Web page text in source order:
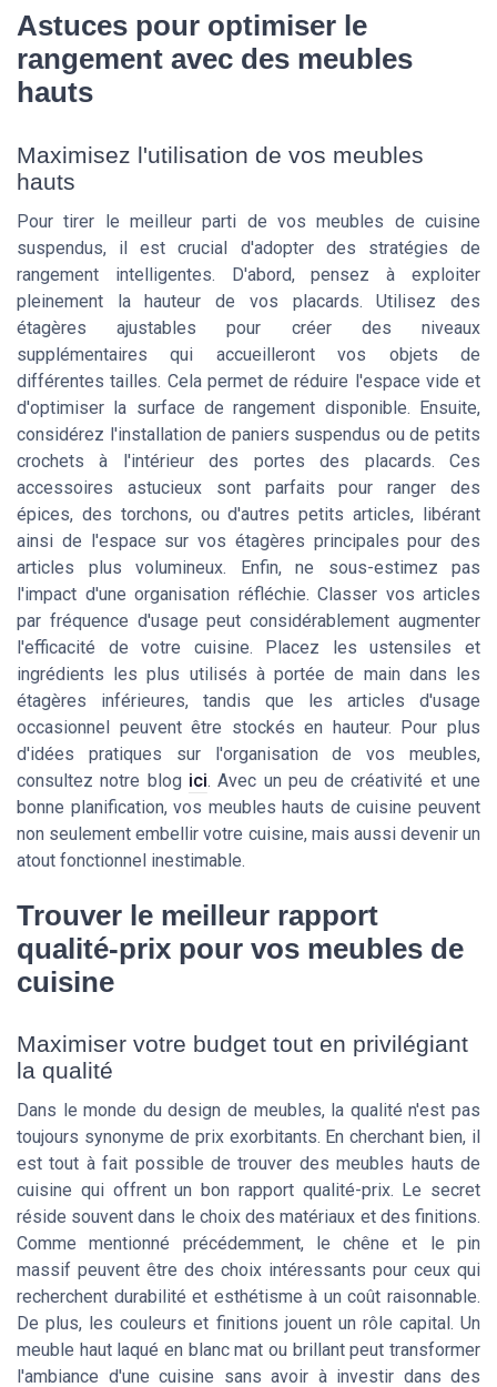
Astuces pour optimiser le
rangement avec des meubles
hauts
Maximisez l'utilisation de vos meubles
hauts
Pour tirer le meilleur parti de vos meubles de cuisine
suspendus, il est crucial d'adopter des stratégies de
rangement intelligentes. D'abord, pensez à exploiter
pleinement la hauteur de vos placards. Utilisez des
étagères ajustables pour créer des niveaux
supplémentaires qui accueilleront vos objets de
différentes tailles. Cela permet de réduire l'espace vide et
d'optimiser la surface de rangement disponible. Ensuite,
considérez l'installation de paniers suspendus ou de petits
crochets à l'intérieur des portes des placards. Ces
accessoires astucieux sont parfaits pour ranger des
épices, des torchons, ou d'autres petits articles, libérant
ainsi de l'espace sur vos étagères principales pour des
articles plus volumineux. Enfin, ne sous-estimez pas
l'impact d'une organisation réfléchie. Classer vos articles
par fréquence d'usage peut considérablement augmenter
l'efficacité de votre cuisine. Placez les ustensiles et
ingrédients les plus utilisés à portée de main dans les
étagères inférieures, tandis que les articles d'usage
occasionnel peuvent être stockés en hauteur. Pour plus
d'idées pratiques sur l'organisation de vos meubles,
consultez notre blog ici. Avec un peu de créativité et une
bonne planification, vos meubles hauts de cuisine peuvent
non seulement embellir votre cuisine, mais aussi devenir un
atout fonctionnel inestimable.
Trouver le meilleur rapport
qualité-prix pour vos meubles de
cuisine
Maximiser votre budget tout en privilégiant
la qualité
Dans le monde du design de meubles, la qualité n'est pas
toujours synonyme de prix exorbitants. En cherchant bien, il
est tout à fait possible de trouver des meubles hauts de
cuisine qui offrent un bon rapport qualité-prix. Le secret
réside souvent dans le choix des matériaux et des finitions.
Comme mentionné précédemment, le chêne et le pin
massif peuvent être des choix intéressants pour ceux qui
recherchent durabilité et esthétisme à un coût raisonnable.
De plus, les couleurs et finitions jouent un rôle capital. Un
meuble haut laqué en blanc mat ou brillant peut transformer
l'ambiance d'une cuisine sans avoir à investir dans des